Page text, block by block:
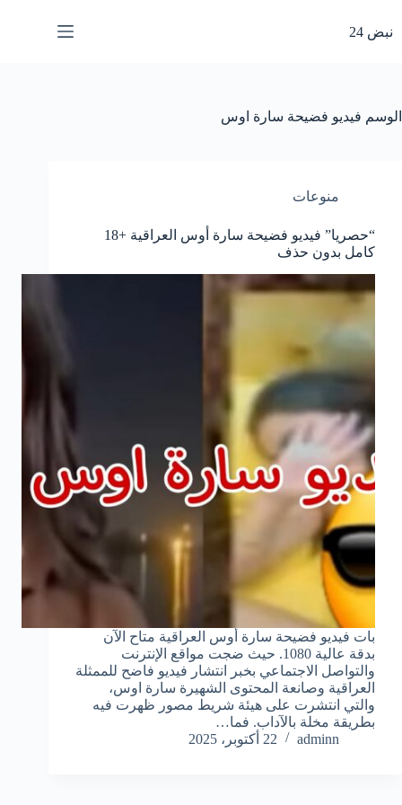
المحتوى
نبض 24
الوسم فيديو فضيحة سارة اوس
منوعات
“حصريا” فيديو فضيحة سارة أوس العراقية +18
كامل بدون حذف
بات فيديو فضيحة سارة أوس العراقية متاح الآن
بدقة عالية 1080. حيث ضجت مواقع الإنترنت
والتواصل الاجتماعي بخبر انتشار فيديو فاضح للممثلة
العراقية وصانعة المحتوى الشهيرة سارة اوس،
والتي انتشرت على هيئة شريط مصور ظهرت فيه
بطريقة مخلة بالآداب. فما…
adminn
22 أكتوبر، 2025